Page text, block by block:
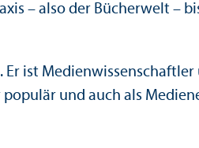
– also der Bücherwelt –
ist Medien­wissenschaft­ler
populär und auch als